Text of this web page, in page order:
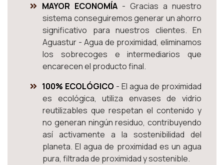
MAYOR ECONOMÍA - Gracias a nuestro
sistema conseguiremos generar un ahorro
significativo para nuestros clientes. En
Aguastur - Agua de proximidad, eliminamos
los sobrecoges e intermediarios que
encarecen el producto final.
100% ECOLÓGICO - El agua de proximidad
es ecológica, utiliza envases de vidrio
reutilizables que respetan el contenido y
no generan ningún residuo, contribuyendo
así activamente a la sostenibilidad del
planeta. El agua de proximidad es un agua
pura, filtrada de proximidad y sostenible.